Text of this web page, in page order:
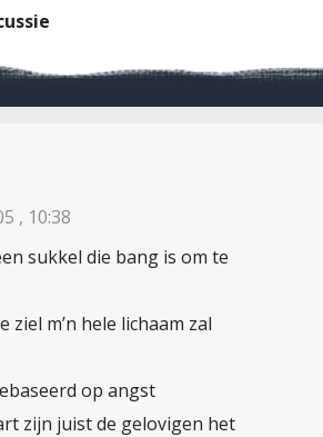
, 10:38
sukkel die bang is om te
ziel m’n hele lichaam zal
op angst
zijn juist de gelovigen het